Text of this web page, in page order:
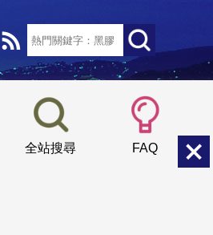
全站搜尋 FAQ
小 中